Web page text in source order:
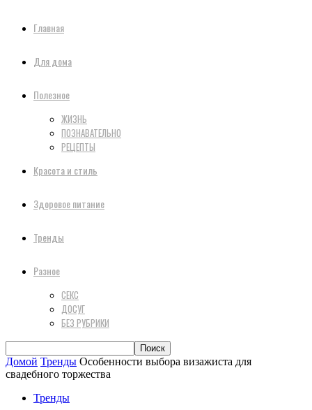
Главная
Для дома
Полезное
ЖИЗНЬ
ПОЗНАВАТЕЛЬНО
РЕЦЕПТЫ
Красота и стиль
Здоровое питание
Тренды
Разное
СЕКС
ДОСУГ
БЕЗ РУБРИКИ
Домой Тренды Особенности выбора визажиста для
свадебного торжества
Тренды